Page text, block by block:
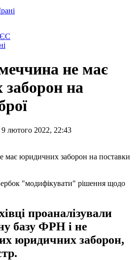
ЄС
не має
на
лютого 2022, 22:43
"модифікувати" рішення щодо
проаналізували
базу ФРН і не
юридичних заборон,